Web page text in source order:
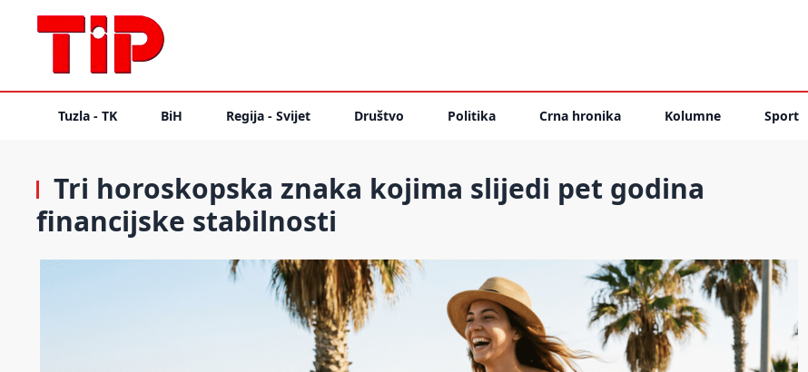
Tuzla - TK BiH Regija - Svijet Društvo Politika Crna hronika Kolumne Sport
Tri horoskopska znaka kojima slijedi pet godina
financijske stabilnosti